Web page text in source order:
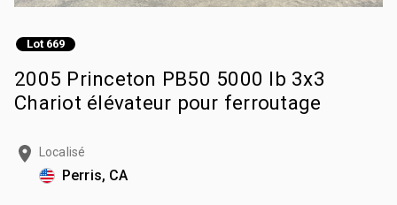
Lot 669
2005 Princeton PB50 5000 lb 3x3
Chariot élévateur pour ferroutage
Localisé
Perris, CA